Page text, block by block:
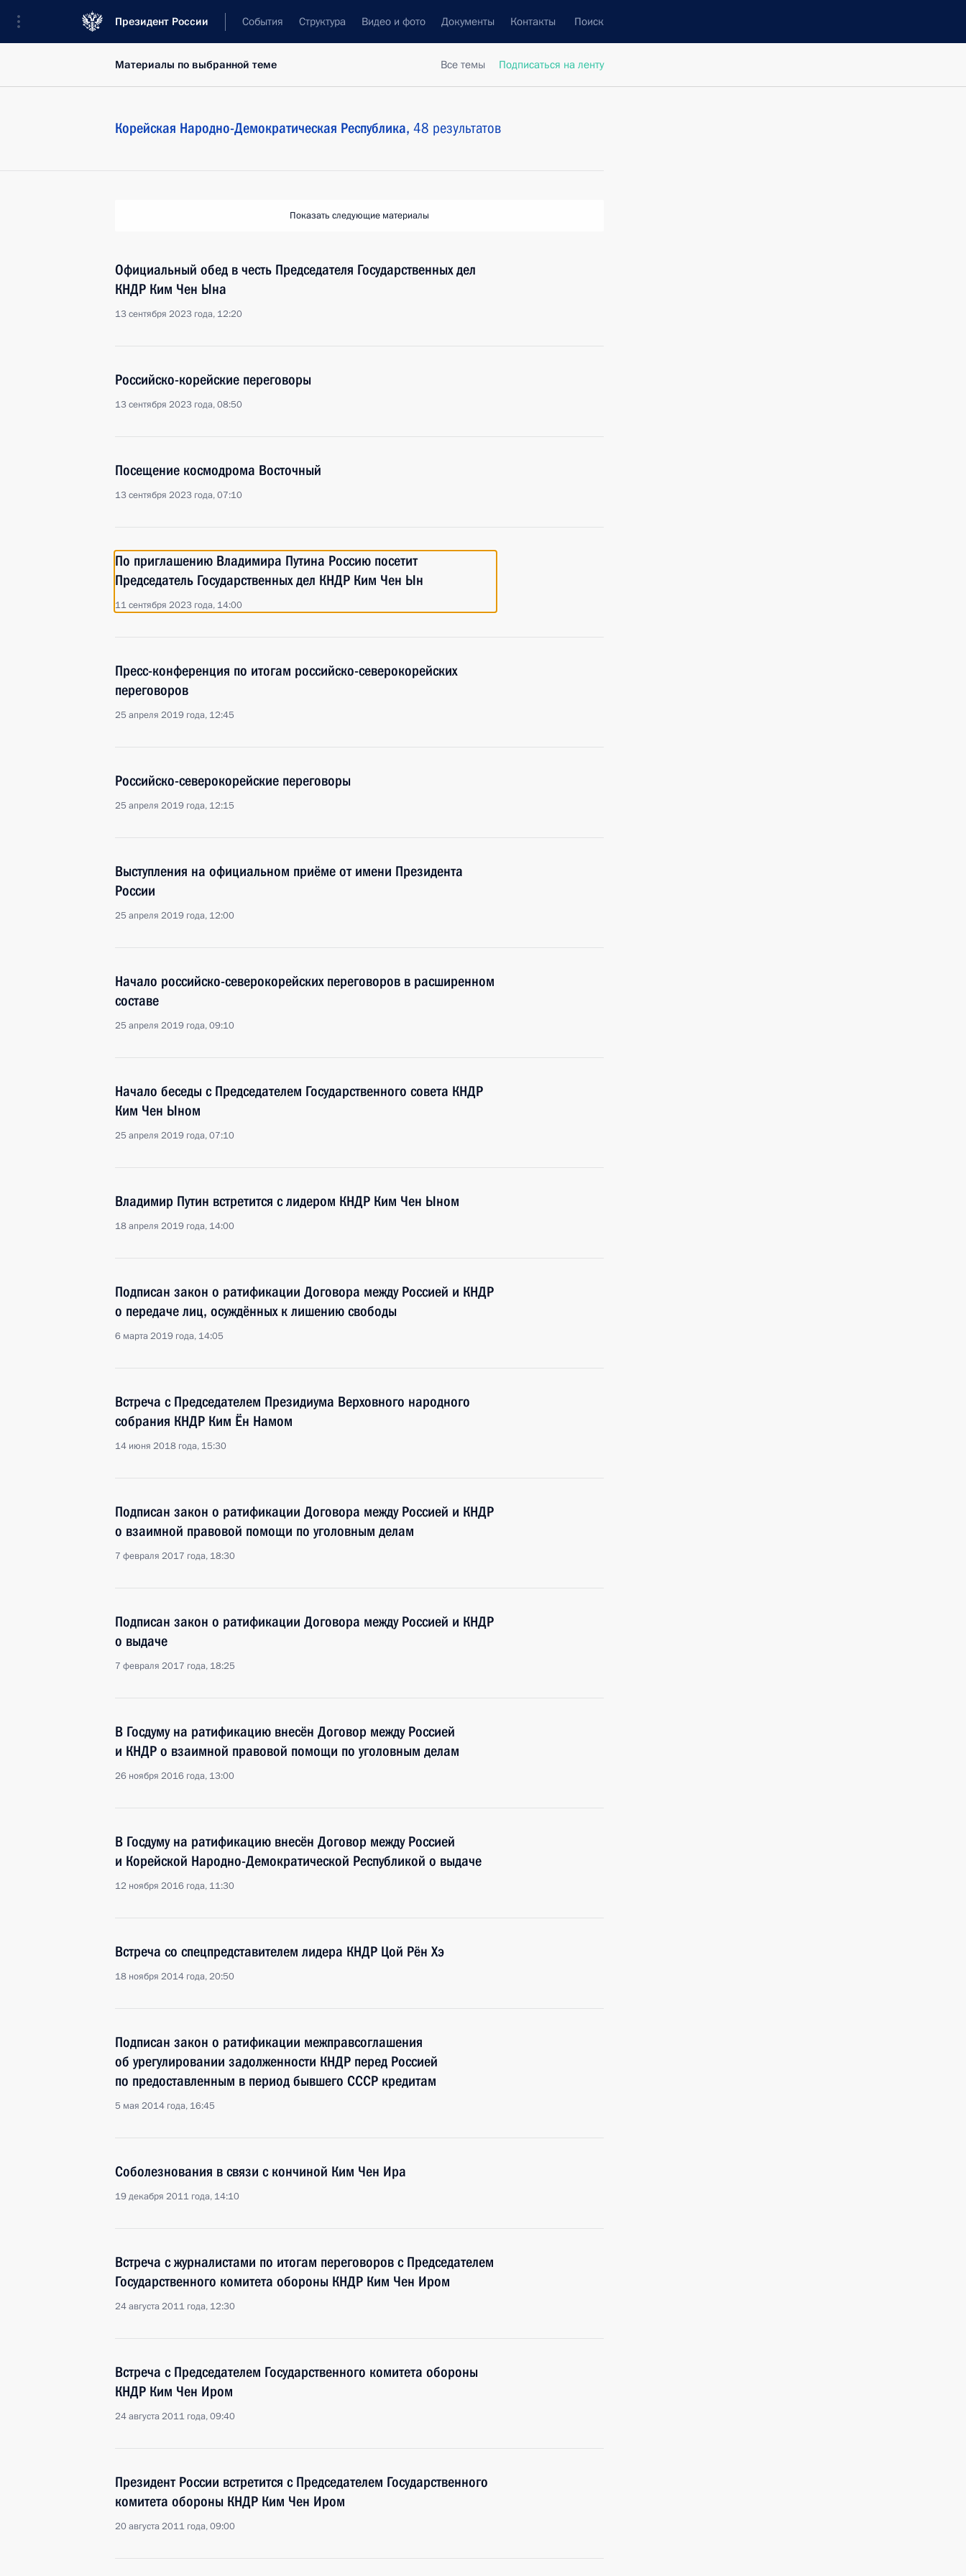
Президент России События Структура Видео и фото Документы Контакты Поиск
Все темы Подписаться на ленту
Материалы по выбранной теме
Корейская Народно-Демократическая Республика, 48 результатов
Показать следующие материалы
Официальный обед в честь Председателя Государственных дел
КНДР Ким Чен Ына
13 сентября 2023 года, 12:20
Российско-корейские переговоры
13 сентября 2023 года, 08:50
Посещение космодрома Восточный
13 сентября 2023 года, 07:10
По приглашению Владимира Путина Россию посетит
Председатель Государственных дел КНДР Ким Чен Ын
11 сентября 2023 года, 14:00
Пресс-конференция по итогам российско-северокорейских
переговоров
25 апреля 2019 года, 12:45
Российско-северокорейские переговоры
25 апреля 2019 года, 12:15
Выступления на официальном приёме от имени Президента
России
25 апреля 2019 года, 12:00
Начало российско-северокорейских переговоров в расширенном
составе
25 апреля 2019 года, 09:10
Начало беседы с Председателем Государственного совета КНДР
Ким Чен Ыном
25 апреля 2019 года, 07:10
Владимир Путин встретится с лидером КНДР Ким Чен Ыном
18 апреля 2019 года, 14:00
Подписан закон о ратификации Договора между Россией и КНДР
о передаче лиц, осуждённых к лишению свободы
6 марта 2019 года, 14:05
Встреча с Председателем Президиума Верховного народного
собрания КНДР Ким Ён Намом
14 июня 2018 года, 15:30
Подписан закон о ратификации Договора между Россией и КНДР
о взаимной правовой помощи по уголовным делам
7 февраля 2017 года, 18:30
Подписан закон о ратификации Договора между Россией и КНДР
о выдаче
7 февраля 2017 года, 18:25
В Госдуму на ратификацию внесён Договор между Россией
и КНДР о взаимной правовой помощи по уголовным делам
26 ноября 2016 года, 13:00
В Госдуму на ратификацию внесён Договор между Россией
и Корейской Народно-Демократической Республикой о выдаче
12 ноября 2016 года, 11:30
Встреча со спецпредставителем лидера КНДР Цой Рён Хэ
18 ноября 2014 года, 20:50
Подписан закон о ратификации межправсоглашения
об урегулировании задолженности КНДР перед Россией
по предоставленным в период бывшего СССР кредитам
5 мая 2014 года, 16:45
Соболезнования в связи с кончиной Ким Чен Ира
19 декабря 2011 года, 14:10
Встреча с журналистами по итогам переговоров с Председателем
Государственного комитета обороны КНДР Ким Чен Иром
24 августа 2011 года, 12:30
Встреча с Председателем Государственного комитета обороны
КНДР Ким Чен Иром
24 августа 2011 года, 09:40
Президент России встретится с Председателем Государственного
комитета обороны КНДР Ким Чен Иром
20 августа 2011 года, 09:00